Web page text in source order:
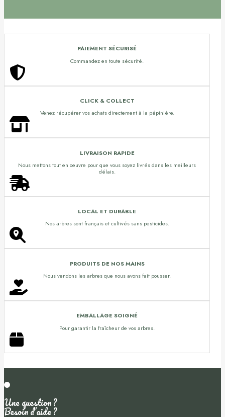
PAIEMENT SÉCURISÉ
Commandez en toute sécurité.
CLICK & COLLECT
Venez récupérer vos achats directement à la pépinière.
LIVRAISON RAPIDE
Nous mettons tout en oeuvre pour que vous soyez livrés dans les meilleurs
délais.
LOCAL ET DURABLE
Nos arbres sont français et cultivés sans pesticides.
PRODUITS DE NOS MAINS
Nous vendons les arbres que nous avons fait pousser.
EMBALLAGE SOIGNÉ
Pour garantir la fraîcheur de vos arbres.
Une question ?
Besoin d’aide ?